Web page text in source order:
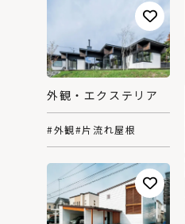
外観・エクステリア
#外観#片流れ屋根